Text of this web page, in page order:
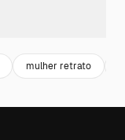
mulher retrato